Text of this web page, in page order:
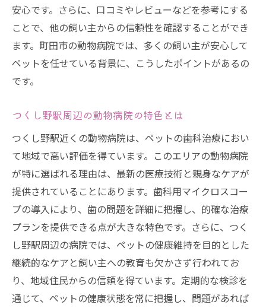
安心です。さらに、口コミやレビューなどを参考にする
ことで、他の飼い主からの信頼性を確認することができ
ます。町田市の動物病院では、多くの飼い主が安心して
ペットを任せている背景に、こうしたポイントがあるの
です。
つくし野駅周辺の動物病院の特色とは
つくし野駅近くの動物病院は、ペットの歯科治療におい
て地域で高い評価を得ています。このエリアの動物病院
が特に選ばれる理由は、最新の医療技術と親身なケアが
提供されていることにあります。歯科用マイクロスコー
プの導入により、歯の問題を詳細に把握し、的確な治療
プランを提供できる点が大きな特色です。さらに、つく
し野駅周辺の病院では、ペットの健康維持を目的とした
継続的なケアと飼い主への教育も欠かさず行われてお
り、地域住民からの信頼を得ています。定期的な検診を
通じて、ペットの健康状態を常に把握し、問題があれば